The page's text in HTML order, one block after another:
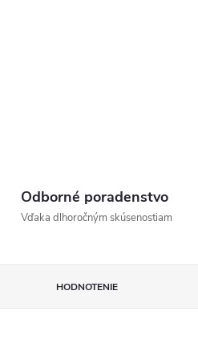
Odborné poradenstvo
Vďaka dlhoročným skúsenostiam
HODNOTENIE